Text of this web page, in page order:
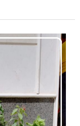
اشجار
الزينة
الخارجية
بالرياض
0560048269